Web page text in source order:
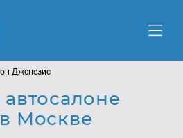
Дженезис
Москве